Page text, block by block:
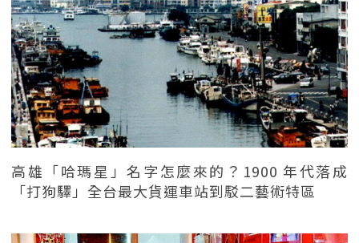
高雄「哈瑪星」名字怎麼來的？1900 年代落成
「打狗驛」全台最大貨運車站到駁二藝術特區